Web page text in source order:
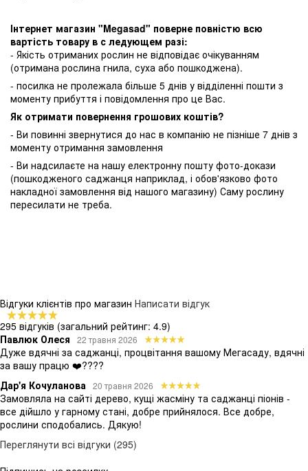
Інтернет магазин "Megasad" поверне повністю всю
вартість товару в с ледующем разі:
- Якість отриманих рослин не відповідає очікуванням
(отримана рослина гнила, суха або пошкоджена).
- посилка не пролежала більше 5 днів у відділенні пошти з
моменту прибуття і повідомлення про це Вас.
Як отримати повернення грошових коштів?
- Ви повинні звернутися до нас в компанію не пізніше 7 днів з
моменту отримання замовлення
- Ви надсилаєте на нашу електронну пошту фото-докази
(пошкодженого саджанця наприклад, і обов'язково фото
накладної замовлення від нашого магазину) Саму рослину
пересилати не треба.
Відгуки клієнтів про магазин Написати відгук
295 відгуків (загальний рейтинг: 4.9)
Павлюк Олеся
22 травня 2026
Дуже вдячні за саджанці, процвітання вашому Мегасаду, вдячні
за вашу працю ❤️????
Дар'я Кочуланова
20 травня 2026
Замовляла на сайті дерево, кущі жасміну та саджанці піонів -
все дійшло у гарному стані, добре прийнялося. Все добре,
рослини сподобались. Дякую!
Переглянути всі відгуки (295)